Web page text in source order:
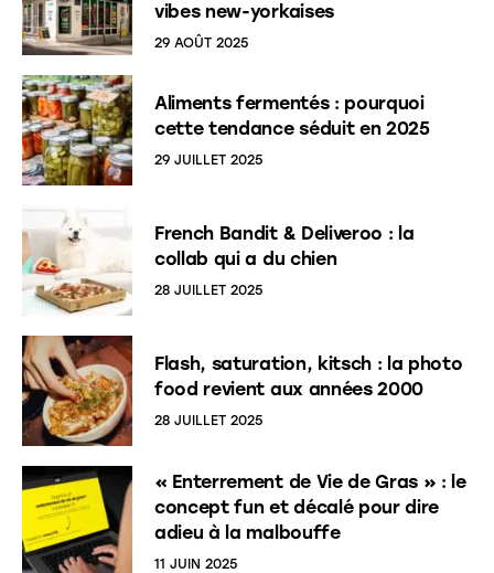
vibes new-yorkaises
29 AOÛT 2025
Aliments fermentés : pourquoi
cette tendance séduit en 2025
29 JUILLET 2025
French Bandit & Deliveroo : la
collab qui a du chien
28 JUILLET 2025
Flash, saturation, kitsch : la photo
food revient aux années 2000
28 JUILLET 2025
« Enterrement de Vie de Gras » : le
concept fun et décalé pour dire
adieu à la malbouffe
11 JUIN 2025